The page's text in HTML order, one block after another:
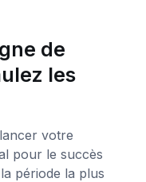
de
les
votre
pour le succès
période la plus